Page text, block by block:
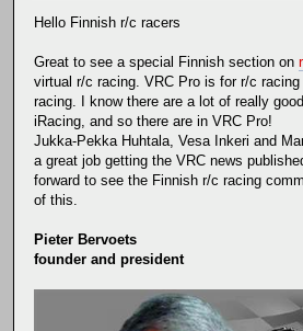
Hello Finnish r/c racers
Great to see a special Finnish section on
virtual r/c racing. VRC Pro is for r/c
racing. I know there are a lot of really
iRacing, and so there are in VRC Pro!
Jukka-Pekka Huhtala, Vesa Inkeri and
a great job getting the VRC news
forward to see the Finnish r/c racing
of this.
Pieter Bervoets
founder and president